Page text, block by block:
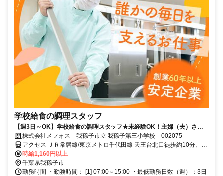
学校給食の調理スタッフ
【週3日～OK】学校給食の調理スタッフ★未経験OK！主婦（夫）さん
活躍中◎全国約2000ヵ所の施設にてサービスを提供する「メフォス」！
大手企業で安心◎
株式会社メフォス 我孫子市立 我孫子第三小学校 002075
アクセス ＪＲ常磐線/東京メトロ千代田線 天王台北口徒歩約10分、Ｊ
Ｒ成田線 東我孫子北口徒歩約21分、関東鉄道常総線 取手西口徒歩約
41分 JR常磐線各駅停車天王台駅より徒歩約9分
時給1,160円以上
千葉県我孫子市
勤務時間 ・勤務時間： [1] 07:00～15:00 ・最低勤務日数（週）：3日